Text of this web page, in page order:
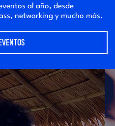
al año, desde
networking y mucho más.